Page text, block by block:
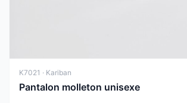
K7021 · Kariban
Pantalon molleton unisexe